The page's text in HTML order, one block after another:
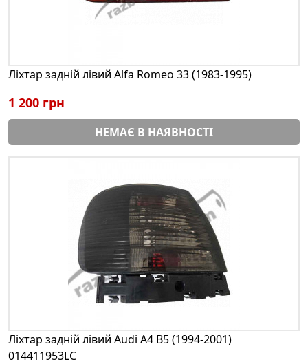
Ліхтар задній лівий Alfa Romeo 33 (1983-1995)
1 200 грн
НЕМАЄ В НАЯВНОСТІ
Ліхтар задній лівий Audi A4 B5 (1994-2001)
014411953LC